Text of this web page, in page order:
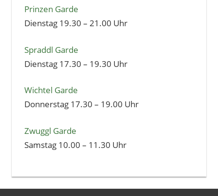
Prinzen Garde
Dienstag 19.30 – 21.00 Uhr
Spraddl Garde
Dienstag 17.30 – 19.30 Uhr
Wichtel Garde
Donnerstag 17.30 – 19.00 Uhr
Zwuggl Garde
Samstag 10.00 – 11.30 Uhr